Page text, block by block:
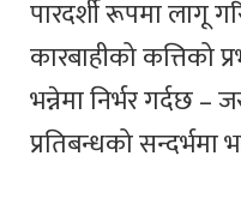
पारदर्शी रूपमा लागू
कारबाहीको कत्तिको
भन्नेमा निर्भर गर्दछ –
प्रतिबन्धको सन्दर्भमा